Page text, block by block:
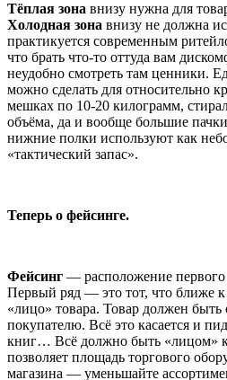
Тёплая зона внизу нужна для
Холодная зона внизу не должна
практикуется современным
что брать что-то оттуда вам
неудобно смотреть там ценники.
можно сделать для относительно
мешках по 10-20 килограмм,
объёма, да и вообще большие
нижние полки используют как
«тактический запас».
Теперь о фейсинге.
Фейсинг — расположение первого
Первый ряд — это тот, что ближе
«лицо» товара. Товар должен быть
покупателю. Всё это касается и
книг… Всё должно быть «лицом»
позволяет площадь торгового
магазина — уменьшайте